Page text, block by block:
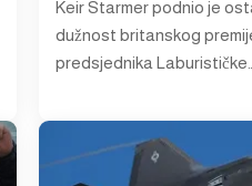
Keir Starmer podnio je
dužnost britanskog
predsjednika Laburističke…